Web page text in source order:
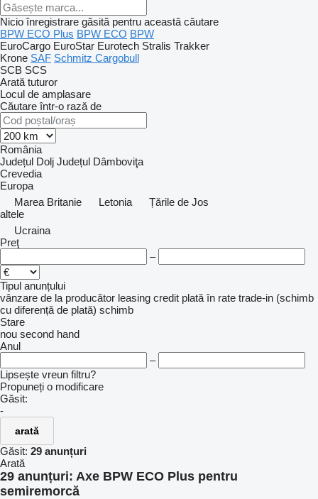
Nicio înregistrare găsită pentru această căutare
BPW ECO Plus BPW ECO BPW
EuroCargo EuroStar Eurotech Stralis Trakker
Krone SAF Schmitz Cargobull
SCB SCS
Arată tuturor
Locul de amplasare
Căutare într-o rază de
România
Județul Dolj Județul Dâmboviţa
Crevedia
Europa
Marea Britanie
Letonia
Țările de Jos
altele
Ucraina
Preţ
–
Tipul anunțului
vânzare de la producător leasing credit plată în rate trade-in (schimb
cu diferență de plată) schimb
Stare
nou second hand
Anul
–
Lipsește vreun filtru?
Propuneți o modificare
Găsit:
-
arată
Găsit: 29 anunțuri
Arată
29 anunțuri: Axe BPW ECO Plus pentru
semiremorcă